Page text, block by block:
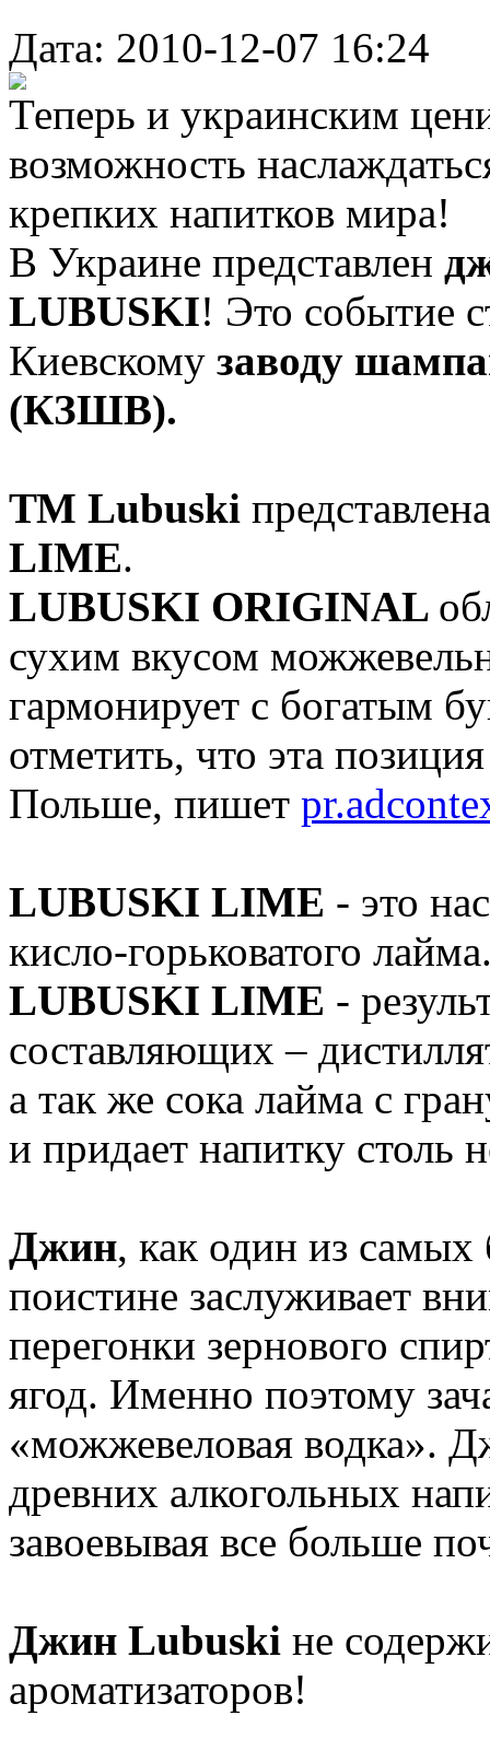
Дата: 2010-12-07 16:24
Теперь и украинским
возможность
крепких напитков мира!
В Украине представлен
LUBUSKI! Это событие
Киевскому заводу
(КЗШВ).
ТМ Lubuski
LIME.
LUBUSKI ORIGINAL
сухим вкусом
гармонирует с богатым
отметить, что эта
Польше, пишет
LUBUSKI LIME - это
кисло-горьковатого
LUBUSKI LIME -
составляющих –
а так же сока лайма с
и придает напитку столь
Джин, как один из самых
поистине заслуживает
перегонки зернового
ягод. Именно поэтому
«можжевеловая водка».
древних алкогольных
завоевывая все больше
Джин Lubuski не
ароматизаторов!